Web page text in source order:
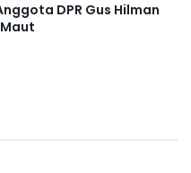
DPR Gus Hilman